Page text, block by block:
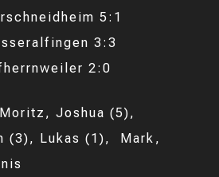
5:1
3:3
2:0
Joshua (5),
(3), Lukas (1), Mark,